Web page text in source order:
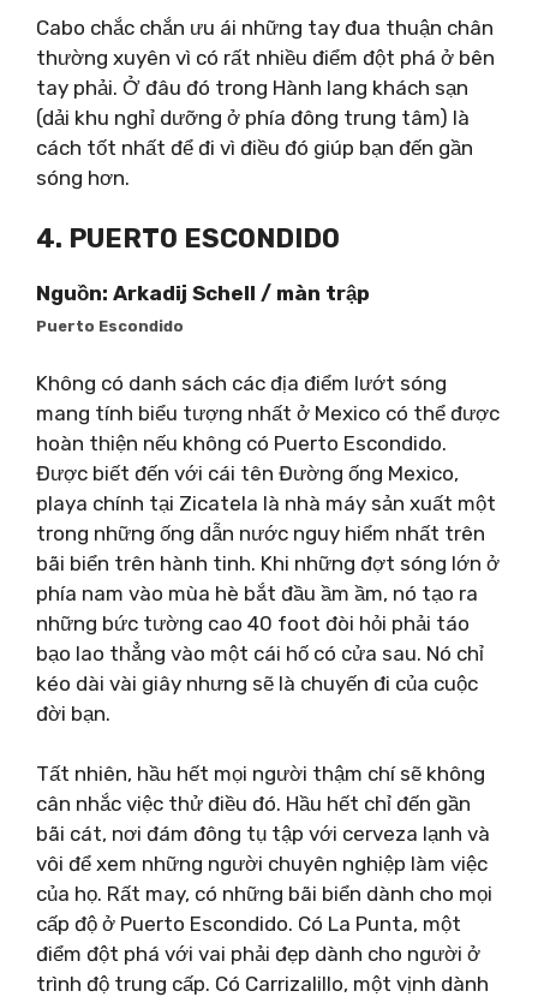
Cabo chắc chắn ưu ái những tay đua thuận chân
thường xuyên vì có rất nhiều điểm đột phá ở bên
tay phải. Ở đâu đó trong Hành lang khách sạn
(dải khu nghỉ dưỡng ở phía đông trung tâm) là
cách tốt nhất để đi vì điều đó giúp bạn đến gần
sóng hơn.
4. PUERTO ESCONDIDO
Nguồn: Arkadij Schell / màn trập
Puerto Escondido
Không có danh sách các địa điểm lướt sóng
mang tính biểu tượng nhất ở Mexico có thể được
hoàn thiện nếu không có Puerto Escondido.
Được biết đến với cái tên Đường ống Mexico,
playa chính tại Zicatela là nhà máy sản xuất một
trong những ống dẫn nước nguy hiểm nhất trên
bãi biển trên hành tinh. Khi những đợt sóng lớn ở
phía nam vào mùa hè bắt đầu ầm ầm, nó tạo ra
những bức tường cao 40 foot đòi hỏi phải táo
bạo lao thẳng vào một cái hố có cửa sau. Nó chỉ
kéo dài vài giây nhưng sẽ là chuyến đi của cuộc
đời bạn.
Tất nhiên, hầu hết mọi người thậm chí sẽ không
cân nhắc việc thử điều đó. Hầu hết chỉ đến gần
bãi cát, nơi đám đông tụ tập với cerveza lạnh và
vôi để xem những người chuyên nghiệp làm việc
của họ. Rất may, có những bãi biển dành cho mọi
cấp độ ở Puerto Escondido. Có La Punta, một
điểm đột phá với vai phải đẹp dành cho người ở
trình độ trung cấp. Có Carrizalillo, một vịnh dành